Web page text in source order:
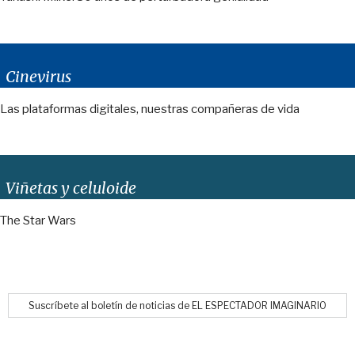
Cinevirus
Las plataformas digitales, nuestras compañeras de vida
Viñetas y celuloide
The Star Wars
Suscríbete al boletín de noticias de EL ESPECTADOR IMAGINARIO